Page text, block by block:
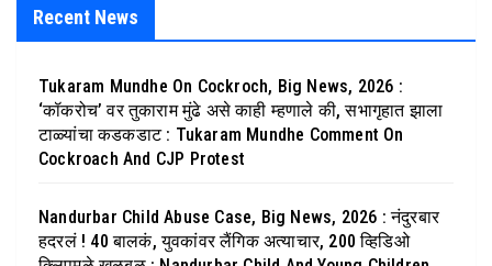
Recent News
Tukaram Mundhe On Cockroch, Big News, 2026 :
‘कॉकरोच’ वर तुकाराम मुंढे असे काही म्हणाले की, सभागृहात झाला
टाळ्यांचा कडकडाट : Tukaram Mundhe Comment On
Cockroach And CJP Protest
Nandurbar Child Abuse Case, Big News, 2026 : नंदुरबार
हदरलं ! 40 बालकं, युवकांवर लैंगिक अत्याचार, 200 व्हिडिओ